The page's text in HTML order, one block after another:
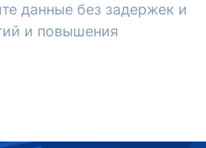
данные без задержек и
и повышения